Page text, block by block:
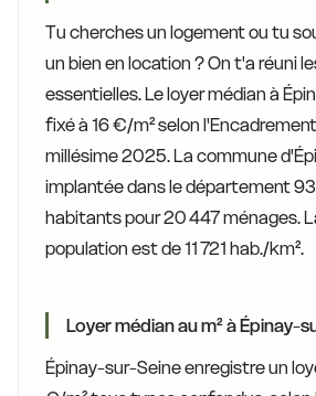
Tu cherches un logement ou tu
un bien en location ? On t'a réuni
essentielles. Le loyer médian à
fixé à 16 €/m² selon
millésime 2025. La commune
implantée dans le département
habitants pour 20 447 ménages.
population est de 11 721 hab./km².
Loyer médian au m² à Épinay-
Épinay-sur-Seine enregistre un